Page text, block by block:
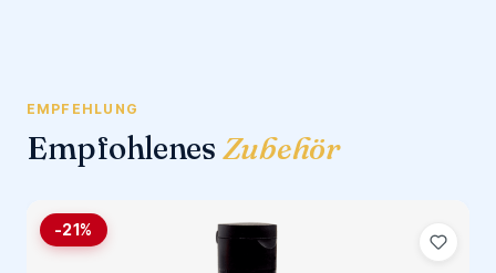
EMPFEHLUNG
Empfohlenes Zubehör
-21%